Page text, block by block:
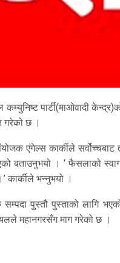
कम्युनिष्ट पार्टी(माओवादी
गरेको छ ।
एंगेल्स कार्कीले
बताउनुभयो । ‘ फैसलाको
कार्कीले भन्नुभयो ।
पुस्तौ पुस्ताको लागि
महानगरसँग माग गरेको छ ।